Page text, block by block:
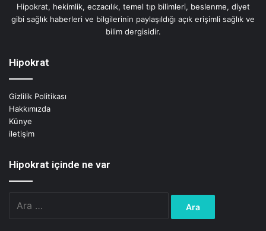
Hipokrat, hekimlik, eczacılık, temel tıp bilimleri, beslenme, diyet
gibi sağlık haberleri ve bilgilerinin paylaşıldığı açık erişimli sağlık ve
bilim dergisidir.
Hipokrat
Gizlilik Politikası
Hakkımızda
Künye
iletişim
Hipokrat içinde ne var